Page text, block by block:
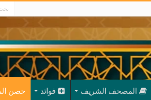
المصحف الشريف فوائد حصن